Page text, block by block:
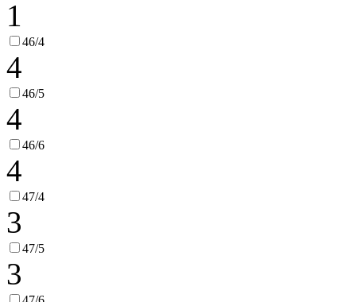
1
46/4
4
46/5
4
46/6
4
47/4
3
47/5
3